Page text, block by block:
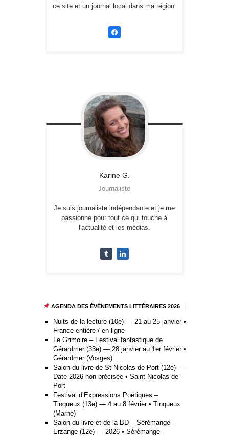
ce site et un journal local dans ma région.
Karine G.
Journaliste
Je suis journaliste indépendante et je me
passionne pour tout ce qui touche à
l'actualité et les médias.
AGENDA DES ÉVÉNEMENTS LITTÉRAIRES 2026
Nuits de la lecture (10e) — 21 au 25 janvier •
France entière / en ligne
Le Grimoire – Festival fantastique de
Gérardmer (33e) — 28 janvier au 1er février •
Gérardmer (Vosges)
Salon du livre de St Nicolas de Port (12e) —
Date 2026 non précisée • Saint-Nicolas-de-
Port
Festival d’Expressions Poétiques –
Tinqueux (13e) — 4 au 8 février • Tinqueux
(Marne)
Salon du livre et de la BD – Sérémange-
Erzange (12e) — 2026 • Sérémange-